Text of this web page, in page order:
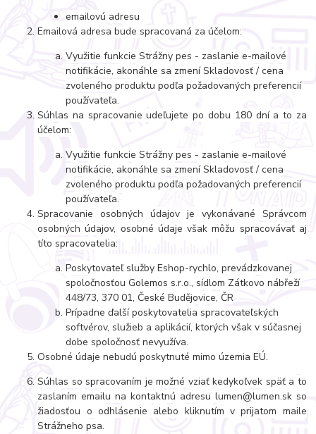
emailovú adresu
Emailová adresa bude spracovaná za účelom:
Využitie funkcie Strážny pes - zaslanie e-mailové
notifikácie, akonáhle sa zmení Skladovosť / cena
zvoleného produktu podľa požadovaných preferencií
používateľa.
Súhlas na spracovanie udeľujete po dobu 180 dní a to za
účelom:
Využitie funkcie Strážny pes - zaslanie e-mailové
notifikácie, akonáhle sa zmení Skladovosť / cena
zvoleného produktu podľa požadovaných preferencií
používateľa.
Spracovanie osobných údajov je vykonávané Správcom
osobných údajov, osobné údaje však môžu spracovávať aj
títo spracovatelia:
Poskytovateľ služby Eshop-rychlo, prevádzkovanej
spoločnosťou Golemos s.r.o., sídlom Zátkovo nábřeží
448/73, 370 01, České Budějovice, ČR
Prípadne ďalší poskytovatelia spracovateľských
softvérov, služieb a aplikácií, ktorých však v súčasnej
dobe spoločnosť nevyužíva.
Osobné údaje nebudú poskytnuté mimo územia EÚ.
Súhlas so spracovaním je možné vziať kedykoľvek späť a to
zaslaním emailu na kontaktnú adresu lumen@lumen.sk so
žiadosťou o odhlásenie alebo kliknutím v prijatom maile
Strážneho psa.